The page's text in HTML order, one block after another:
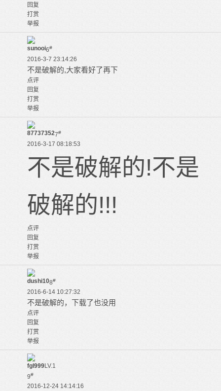
回复
打赏
举报
sunooi6#
2016-3-7 23:14:26
不是破解的,大家看好了再下
点评
回复
打赏
举报
877373527#
2016-3-17 08:18:53
不是破解的!不是
破解的!!!
点评
回复
打赏
举报
dushi108#
2016-6-14 10:27:32
不是破解的，下载了也没用
点评
回复
打赏
举报
fgl999LV.1
9#
2016-12-24 14:14:16